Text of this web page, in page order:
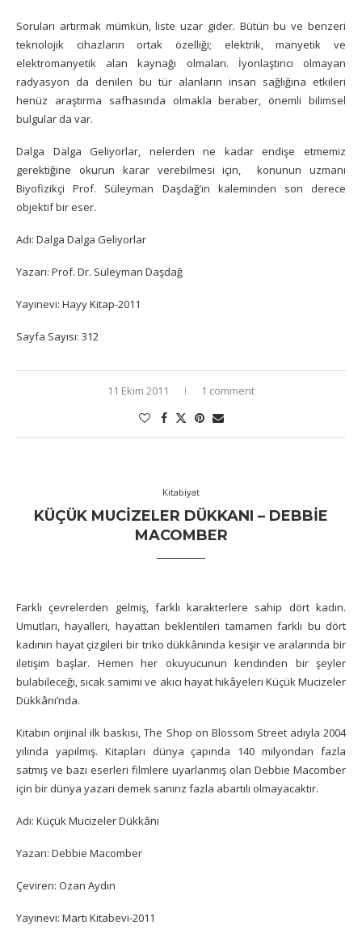
Soruları artırmak mümkün, liste uzar gider. Bütün bu ve benzeri
teknolojik cihazların ortak özelliği; elektrik, manyetik ve
elektromanyetik alan kaynağı olmaları. İyonlaştırıcı olmayan
radyasyon da denilen bu tür alanların insan sağlığına etkileri
henüz araştırma safhasında olmakla beraber, önemli bilimsel
bulgular da var.
Dalga Dalga Geliyorlar, nelerden ne kadar endişe etmemiz
gerektiğine okurun karar verebilmesi için, konunun uzmanı
Biyofizikçi Prof. Süleyman Daşdağ’ın kaleminden son derece
objektif bir eser.
Adı: Dalga Dalga Geliyorlar
Yazarı: Prof. Dr. Süleyman Daşdağ
Yayınevi: Hayy Kitap-2011
Sayfa Sayısı: 312
11 Ekim 2011 1 comment
Kitabiyat
KÜÇÜK MUCIZELER DÜKKANI – DEBBIE
MACOMBER
Farklı çevrelerden gelmiş, farklı karakterlere sahip dört kadın.
Umutları, hayalleri, hayattan beklentileri tamamen farklı bu dört
kadının hayat çizgileri bir triko dükkânında kesişir ve aralarında bir
iletişim başlar. Hemen her okuyucunun kendinden bir şeyler
bulabileceği, sıcak samimi ve akıcı hayat hikâyeleri Küçük Mucizeler
Dükkânı’nda.
Kitabın orijinal ilk baskısı, The Shop on Blossom Street adıyla 2004
yılında yapılmış. Kitapları dünya çapında 140 milyondan fazla
satmış ve bazı eserleri filmlere uyarlanmış olan Debbie Macomber
için bir dünya yazarı demek sanırız fazla abartılı olmayacaktır.
Adı: Küçük Mucizeler Dükkânı
Yazarı: Debbie Macomber
Çeviren: Ozan Aydın
Yayınevi: Martı Kitabevi-2011